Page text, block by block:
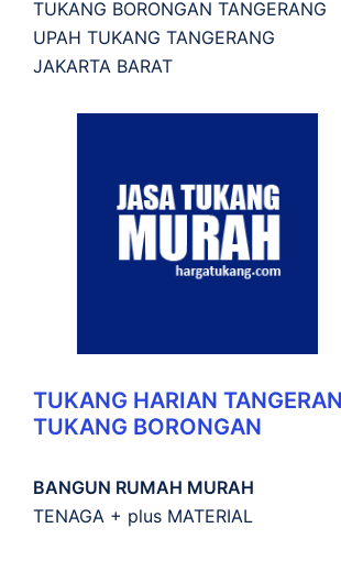
TUKANG BORONGAN TANGERANG
UPAH TUKANG TANGERANG
JAKARTA BARAT
TUKANG HARIAN
TUKANG BORONGAN
BANGUN RUMAH MURAH
TENAGA + plus MATERIAL